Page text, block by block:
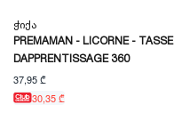
Ჭიქა
PREMAMAN - LICORNE - TASSE
DAPPRENTISSAGE 360
37,95 ₾
30,35 ₾